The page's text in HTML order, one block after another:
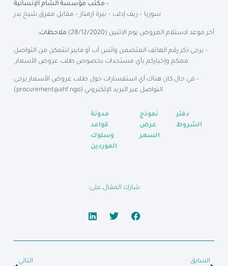
– مكتب مؤسسة الشام الإنسانية
سوريا – ريف إدلب – بيرة ارمناز – مقابل مفرق شيخ بدر
آخر موعد لاستلام العروض يوم الاثنين (28/12/2020). ملاحظات:
– يرجى ذكر رقم الهاتف المتضمن واتس أب أو فايبر لنتمكن من التواصل
معكم وإخباركم بأي مستجدات بخصوص طلب عروض الأسعار.
– في حال كان هناك أي استفسارات حول طلب عروض الأسعار يرجى
التواصل عبر البريد الإلكتروني (procurement@ahf.ngo
)
دفتر
الشروط
نموذج
عرض
السعر
مدونة
قواعد
وسلوك
الموردين
شارك المقال على:
السابق
التالي